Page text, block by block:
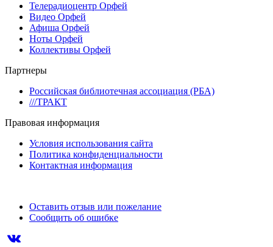
Телерадиоцентр Орфей
Видео Орфей
Афиша Орфей
Ноты Орфей
Коллективы Орфей
Партнеры
Российская библиотечная ассоциация (РБА)
///ТРАКТ
Правовая информация
Условия использования сайта
Политика конфиденциальности
Контактная информация
Оставить отзыв или пожелание
Сообщить об ошибке